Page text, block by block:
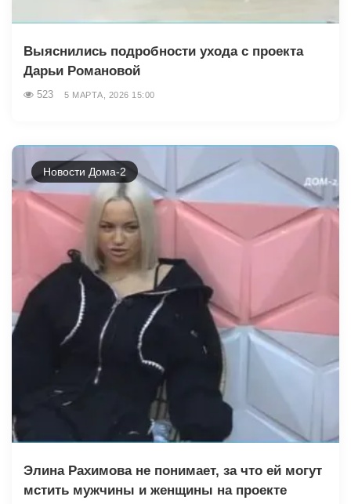
Выяснились подробности ухода с проекта
Дарьи Романовой
523 5 МАРТА, 2026 15:00
Новости Дома-2
Элина Рахимова не понимает, за что ей могут
мстить мужчины и женщины на проекте